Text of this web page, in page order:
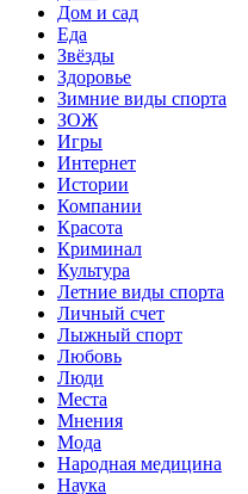
Дом и сад
Еда
Звёзды
Здоровье
Зимние виды спорта
ЗОЖ
Игры
Интернет
Истории
Компании
Красота
Криминал
Культура
Летние виды спорта
Личный счет
Лыжный спорт
Любовь
Люди
Места
Мнения
Мода
Народная медицина
Наука